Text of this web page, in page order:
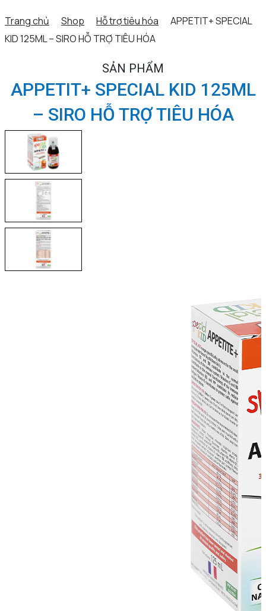
Trang chủ Shop Hỗ trợ tiêu hóa
APPETIT+ SPECIAL
KID 125ML – SIRO HỖ TRỢ TIÊU HÓA
SẢN PHẨM
APPETIT+ SPECIAL KID 125ML
– SIRO HỖ TRỢ TIÊU HÓA